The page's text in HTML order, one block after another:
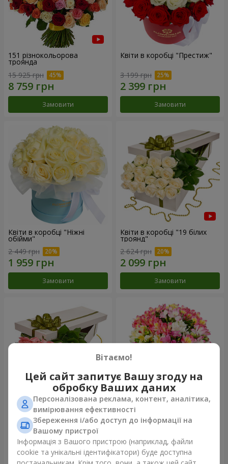
151 різнокольорова
троянда
15 925 грн
Замовити
Квіти в коробці "Престиж"
3 199 грн
Замовити
Квіти в коробці "Ніжні
обійми"
2 449 грн
Замовити
Квіти в коробці "19 білих
троянд"
2 624 грн
Замовити
Квіти в коробці "15 рожевих
троянд"
2 469 грн
Замовити
Букет "Казка для двох!"
Замовити
Вітаємо!
Цей сайт запитує Вашу згоду на
обробку Ваших даних
Персоналізована реклама, контент, аналітика,
вимірювання ефективності
Збереження і/або доступ до інформації на
Вашому пристрої
Інформація з Вашого пристрою (наприклад, файли
cookie та унікальні ідентифікатори) буде доступна